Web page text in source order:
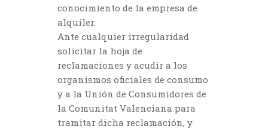
conocimiento de la empresa de
alquiler.
Ante cualquier irregularidad
solicitar la hoja de
reclamaciones y acudir a los
organismos oficiales de consumo
y a la Unión de Consumidores de
la Comunitat Valenciana para
tramitar dicha reclamación, y